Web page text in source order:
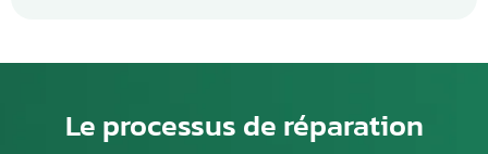
Le processus de réparation